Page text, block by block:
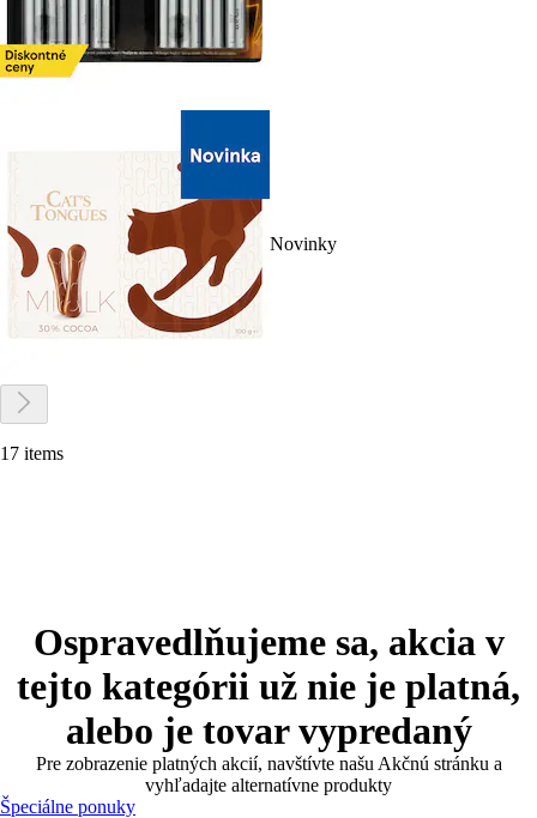
Novinky
17 items
Ospravedlňujeme sa, akcia v
tejto kategórii už nie je platná,
alebo je tovar vypredaný
Pre zobrazenie platných akcií, navštívte našu Akčnú stránku a
vyhľadajte alternatívne produkty
Špeciálne ponuky